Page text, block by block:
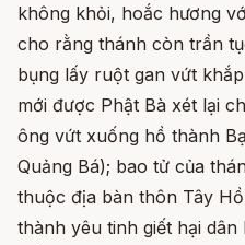
không khỏi, hoắc hương
cho rằng thánh còn trần
bụng lấy ruột gan vứt
mới được Phật Bà xét lại
ông vứt xuống hồ thành
Quảng Bá); bao tử của
thuộc địa bàn thôn Tây
thành yêu tinh giết hại